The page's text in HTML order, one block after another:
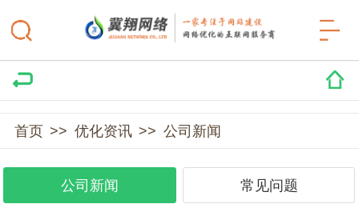
首页 >> 优化资讯 >> 公司新闻
公司新闻 常见问题